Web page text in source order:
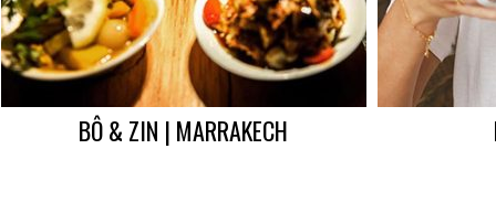
BÔ & ZIN | MARRAKECH